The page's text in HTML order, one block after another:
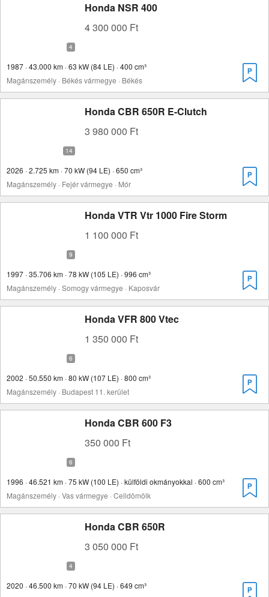
Honda NSR 400
4 300 000 Ft
1987 · 43.000 km · 63 kW (84 LE) · 400 cm³
Magánszemély · Békés vármegye · Békés
Honda CBR 650R E-Clutch
3 980 000 Ft
2026 · 2.725 km · 70 kW (94 LE) · 650 cm³
Magánszemély · Fejér vármegye · Mór
Honda VTR Vtr 1000 Fire Storm
1 100 000 Ft
1997 · 35.706 km · 78 kW (105 LE) · 996 cm³
Magánszemély · Somogy vármegye · Kaposvár
Honda VFR 800 Vtec
1 350 000 Ft
2002 · 50.550 km · 80 kW (107 LE) · 800 cm³
Magánszemély · Budapest 11. kerület
Honda CBR 600 F3
350 000 Ft
1996 · 46.521 km · 75 kW (100 LE) · külföldi okmányokkal · 600 cm³
Magánszemély · Vas vármegye · Celldömölk
Honda CBR 650R
3 050 000 Ft
2020 · 46.500 km · 70 kW (94 LE) · 649 cm³